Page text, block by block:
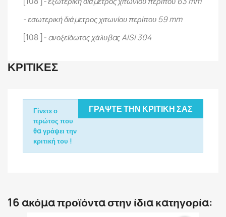
- εσωτερική διάμετρος χιτωνίου περίπου 59 mm
[108 ] - ανοξείδωτος χάλυβας AISI 304
ΚΡΙΤΙΚΈΣ
ΓΡΆΨΤΕ ΤΗΝ ΚΡΙΤΙΚΉ ΣΑΣ
Γίνετε ο
πρώτος που
θα γράψει την
κριτική του !
16 ακόμα προϊόντα στην ίδια κατηγορία: